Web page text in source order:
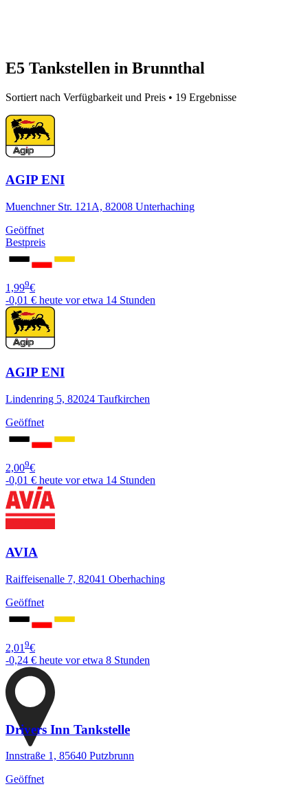
E5 Tankstellen in Brunnthal
Sortiert nach Verfügbarkeit und Preis • 19 Ergebnisse
AGIP ENI
Muenchner Str. 121A, 82008 Unterhaching
Geöffnet
Bestpreis
1,999€
-0,01 € heute vor etwa 14 Stunden
AGIP ENI
Lindenring 5, 82024 Taufkirchen
Geöffnet
2,009€
-0,01 € heute vor etwa 14 Stunden
AVIA
Raiffeisenalle 7, 82041 Oberhaching
Geöffnet
2,01 9€
-0,24 € heute vor etwa 8 Stunden
Drivers Inn Tankstelle
Innstraße 1, 85640 Putzbrunn
Geöffnet